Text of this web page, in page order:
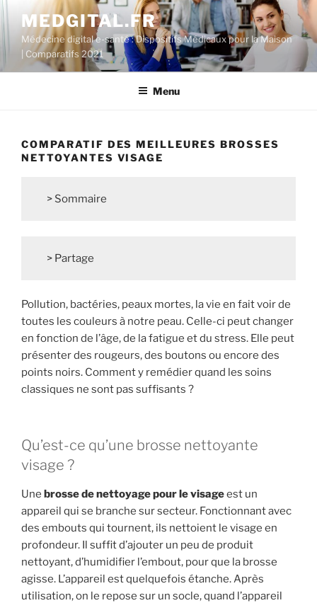
Aller
au
contenu
principal
MEDGITAL.FR
Médecine digital e-santé : Dispositifs Médicaux pour la Maison
| Comparatifs 2021
Menu
COMPARATIF DES MEILLEURES BROSSES
NETTOYANTES VISAGE
> Sommaire
> Partage
Pollution, bactéries, peaux mortes, la vie en fait voir de
toutes les couleurs à notre peau. Celle-ci peut changer
en fonction de l’âge, de la fatigue et du stress. Elle peut
présenter des rougeurs, des boutons ou encore des
points noirs. Comment y remédier quand les soins
classiques ne sont pas suffisants ?
Qu’est-ce qu’une brosse nettoyante
visage ?
Une brosse de nettoyage pour le visageest un
appareil qui se branche sur secteur. Fonctionnant avec
des embouts qui tournent, ils nettoient le visage en
profondeur. Il suffit d’ajouter un peu de produit
nettoyant, d’humidifier l’embout, pour que la brosse
agisse. L’appareil est quelquefois étanche. Après
utilisation, on le repose sur un socle, quand l’appareil